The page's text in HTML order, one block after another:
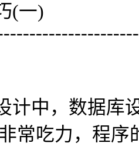
(一)
计中，数据库
常吃力，程